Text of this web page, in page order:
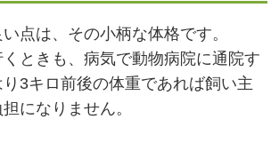
点は、その小柄な体格です。
ときも、病気で動物病院に通院す
3キロ前後の体重であれば飼い主
になりません。